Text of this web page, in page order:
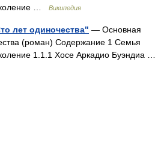
…
Википедия
лет одиночества" — Основная
(роман) Содержание 1 Семья
1.1.1 Хосе Аркадио Буэндиа …